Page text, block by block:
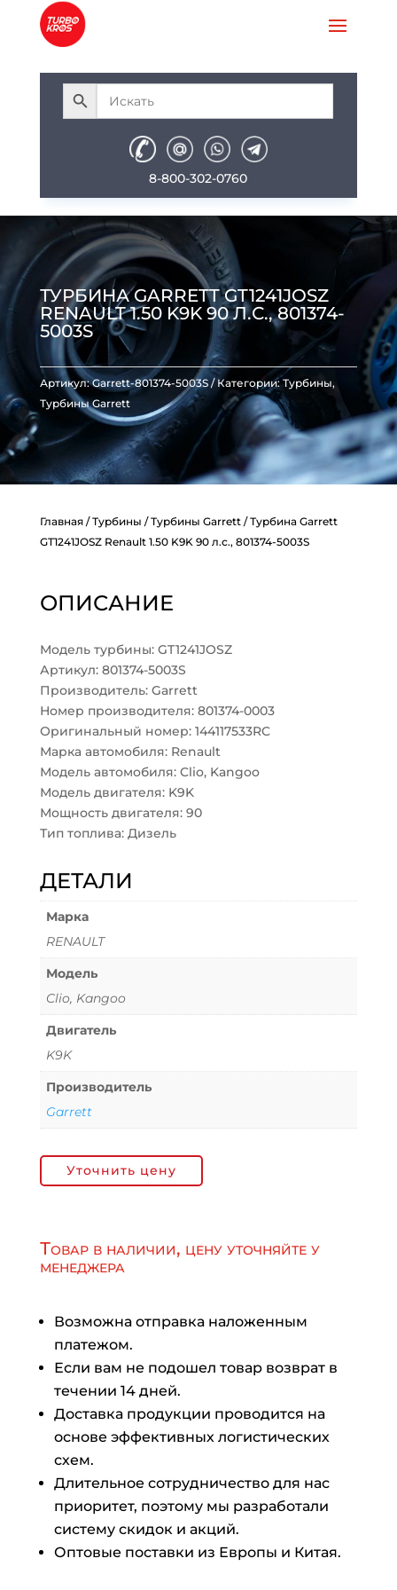
8-800-302-0760
ТУРБИНА GARRETT GT1241JOSZ
RENAULT 1.50 K9K 90 Л.С., 801374-
5003S
Артикул:Garrett-801374-5003S Категории: Турбины,
Турбины Garrett
Главная/Турбины /Турбины Garrett/ Турбина Garrett
GT1241JOSZ Renault 1.50 K9K 90 л.с., 801374-5003S
ОПИСАНИЕ
Модель турбины: GT1241JOSZ
Артикул: 801374-5003S
Производитель: Garrett
Номер производителя: 801374-0003
Оригинальный номер: 144117533RC
Марка автомобиля: Renault
Модель автомобиля: Clio, Kangoo
Модель двигателя: K9K
Мощность двигателя: 90
Тип топлива: Дизель
ДЕТАЛИ
Марка
RENAULT
Модель
Clio, Kangoo
Двигатель
K9K
Производитель
Garrett
Уточнить цену
Товар в наличии, цену уточняйте у
менеджера
Возможна отправка наложенным
платежом.
Если вам не подошел товар возврат в
течении 14 дней.
Доставка продукции проводится на
основе эффективных логистических
схем.
Длительное сотрудничество для нас
приоритет, поэтому мы разработали
систему скидок и акций.
Оптовые поставки из Европы и Китая.